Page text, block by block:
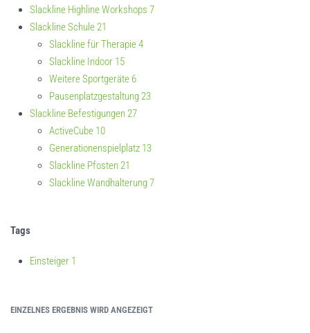
Slackline Highline Workshops 7
Slackline Schule21
Slackline für Therapie4
Slackline Indoor 15
Weitere Sportgeräte 6
Pausenplatzgestaltung23
Slackline Befestigungen27
ActiveCube 10
Generationenspielplatz 13
Slackline Pfosten21
Slackline Wandhalterung7
Tags
Einsteiger 1
EINZELNES ERGEBNIS WIRD ANGEZEIGT